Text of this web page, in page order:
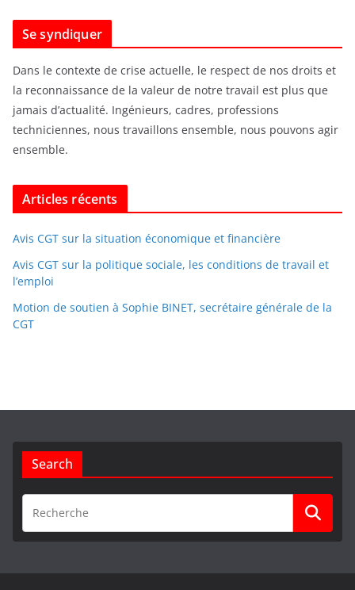
Se syndiquer
Dans le contexte de crise actuelle, le respect de nos droits et
la reconnaissance de la valeur de notre travail est plus que
jamais d’actualité. Ingénieurs, cadres, professions
techniciennes, nous travaillons ensemble, nous pouvons agir
ensemble.
Articles récents
Avis CGT sur la situation économique et financière
Avis CGT sur la politique sociale, les conditions de travail et
l’emploi
Motion de soutien à Sophie BINET, secrétaire générale de la
CGT
Search